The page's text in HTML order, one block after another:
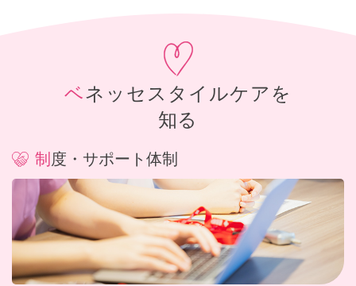
ベネッセスタイルケアを
知る
制度・サポート体制